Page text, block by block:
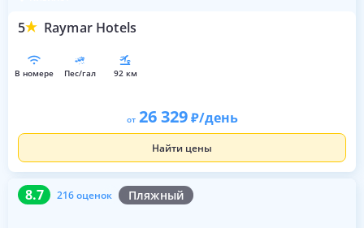
5 Raymar Hotels
в номере пес/гал 92 км
от 26 329 /день
Найти цены
8.7 216 оценок Пляжный
8.7 216 оценок